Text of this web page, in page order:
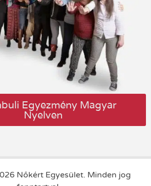
Egyezmény Magyar
Nyelven
Nőkért Egyesület. Minden jog